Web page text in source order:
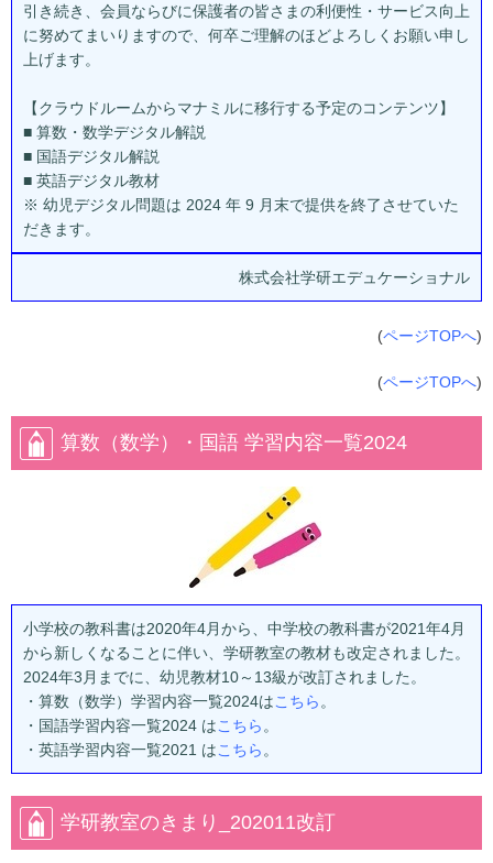
引き続き、会員ならびに保護者の皆さまの利便性・サービス向上
に努めてまいりますので、何卒ご理解のほどよろしくお願い申し
上げます。
【クラウドルームからマナミルに移行する予定のコンテンツ】
■ 算数・数学デジタル解説
■ 国語デジタル解説
■ 英語デジタル教材
※ 幼児デジタル問題は 2024 年 9 月末で提供を終了させていた
だきます。
株式会社学研エデュケーショナル
(ページTOPへ)
(ページTOPへ)
算数（数学）・国語 学習内容一覧2024
小学校の教科書は2020年4月から、中学校の教科書が2021年4月
から新しくなることに伴い、学研教室の教材も改定されました。
2024年3月までに、幼児教材10～13級が改訂されました。
・算数（数学）学習内容一覧2024はこちら 。
・国語学習内容一覧2024 はこちら 。
・英語学習内容一覧2021 はこちら 。
学研教室のきまり_202011改訂